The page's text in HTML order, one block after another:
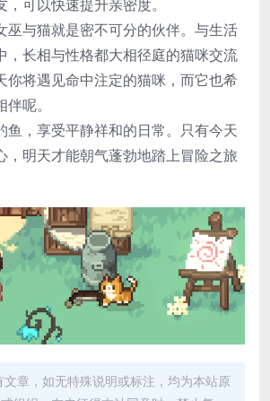
可以快速提升亲密度。
巫与猫就是密不可分的伙伴。与生活
，长相与性格都大相径庭的猫咪交流
你将遇见命中注定的猫咪，而它也希
呢。
鱼，享受平静祥和的日常。只有今天
，明天才能朝气蓬勃地踏上冒险之旅
文章，如无特殊说明或标注，均为本站原